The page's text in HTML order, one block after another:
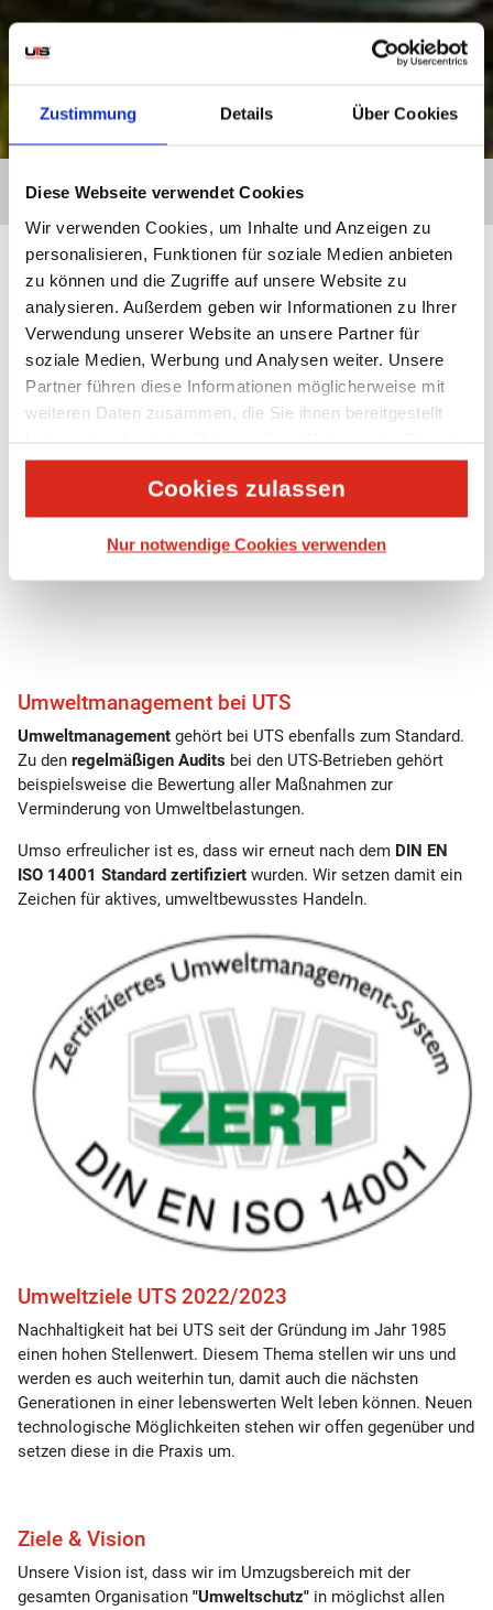
Zustimmung Details Über Cookies
Diese Webseite verwendet Cookies
Wir verwenden Cookies, um Inhalte und Anzeigen zu
personalisieren, Funktionen für soziale Medien anbieten
zu können und die Zugriffe auf unsere Website zu
analysieren. Außerdem geben wir Informationen zu Ihrer
Verwendung unserer Website an unsere Partner für
soziale Medien, Werbung und Analysen weiter. Unsere
Partner führen diese Informationen möglicherweise mit
weiteren Daten zusammen, die Sie ihnen bereitgestellt
gesammelt haben.
Cookies zulassen
Nur notwendige Cookies verwenden
UMWELTSCHUTZ
UTS WERTE
Philosophie und Ökologie
Wir halten uns streng an geltende
Gesundheits- und
Gesundheitsgefährdungensind eine der obersten Prioritäten
unserer unternehmerischen Verantwortung. UTS-Mitarbeiter
unseren Kunden auf Anfrage gerne vorweisen.
Umweltmanagement bei UTS
Umweltmanagement gehört bei UTS ebenfalls zum Standard.
Zu den regelmäßigen Audits bei den UTS-Betrieben gehört
beispielsweise die Bewertung aller Maßnahmen zur
Verminderung von Umweltbelastungen.
Umso erfreulicher ist es, dass wir erneut nach dem DIN EN
ISO 14001 Standard zertifiziert wurden. Wir setzen damit ein
Zeichen für aktives, umweltbewusstes Handeln.
Umweltziele UTS 2022/2023
Nachhaltigkeit hat bei UTS seit der Gründung im Jahr 1985
einen hohen Stellenwert. Diesem Thema stellen wir uns und
werden es auch weiterhin tun, damit auch die nächsten
Generationen in einer lebenswerten Welt leben können. Neuen
technologische Möglichkeiten stehen wir offen gegenüber und
setzen diese in die Praxis um.
Ziele & Vision
Unsere Vision ist, dass wir im Umzugsbereich mit der
gesamten Organisation "Umweltschutz" in möglichst allen